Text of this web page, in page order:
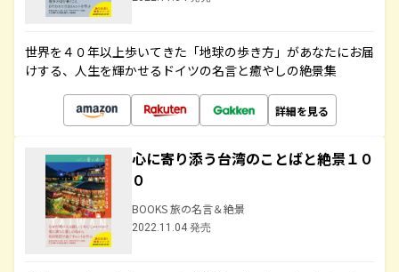
世界を４０年以上歩いてきた「地球の歩き方」があなたにお届
けする、人生を輝かせるドイツの名言と癒やしの絶景集
詳細を見る
心に寄り添う台湾のことばと絶景１０
０
BOOKS 旅の名言＆絶景
2022.11.04 発売